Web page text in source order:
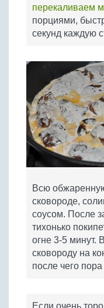
перекаливаем
порциями,
секунд каждую
Всю
сковороде,
соусом. После
тихонько
огне 3-5 минут.
сковороду на
после чего
Если очень